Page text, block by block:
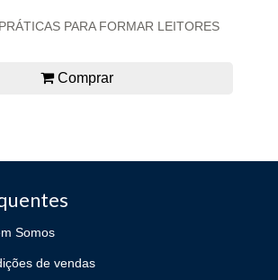
PARA FORMAR LEITORES
Comprar
Somos
de vendas